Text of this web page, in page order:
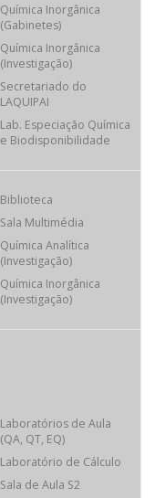
Química Inorgânica
(Gabinetes)
Química Inorgânica
(Investigação)
Secretariado do
LAQUIPAI
Lab. Especiação Química
e Biodisponibilidade
Biblioteca
Sala Multimédia
Química Analítica
(Investigação)
Química Inorgânica
(Investigação)
Laboratórios de Aula
(QA, QT, EQ)
Laboratório de Cálculo
Sala de Aula S2